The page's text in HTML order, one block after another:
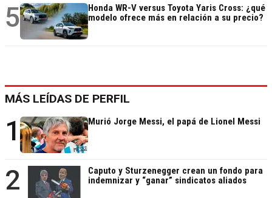
5
Honda WR-V versus Toyota Yaris Cross: ¿qué
modelo ofrece más en relación a su precio?
MÁS LEÍDAS DE PERFIL
1 Murió Jorge Messi, el papá de Lionel Messi
2
Caputo y Sturzenegger crean un fondo para
indemnizar y “ganar” sindicatos aliados